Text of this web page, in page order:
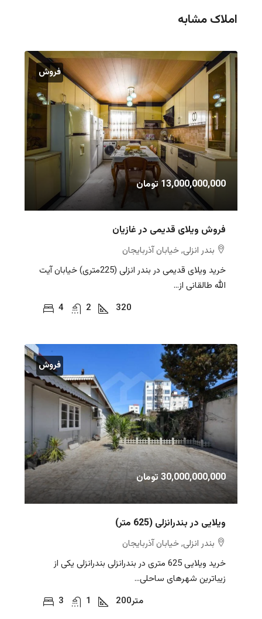
املاک مشابه
فروش
13,000,000,000 تومان
فروش ویلای قدیمی در غازیان
بندر انزلی, خیابان آذربایجان
خرید ویلای قدیمی در بندر انزلی (225متری) خیابان آیت
الله طالقانی از...
4
2 320
فروش
30,000,000,000 تومان
ویلایی در بندرانزلی (625 متر)
بندر انزلی, خیابان آذربایجان
خرید ویلایی 625 متری در بندرانزلی بندرانزلی یکی از
زیباترین شهرهای ساحلی...
3
1 200متر